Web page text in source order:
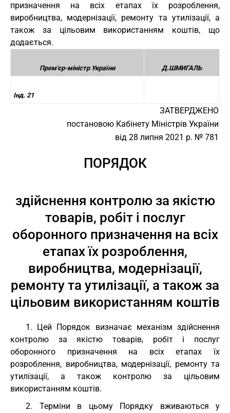
призначення на всіх етапах їх розроблення,
виробництва, модернізації, ремонту та утилізації, а
також за цільовим використанням коштів, що
додається.
Прем'єр-міністр України Д.ШМИГАЛЬ
Інд. 21
ЗАТВЕРДЖЕНО
постановою Кабінету Міністрів України
від 28 липня 2021 р. № 781
ПОРЯДОК
здійснення контролю за якістю
товарів, робіт і послуг
оборонного призначення на всіх
етапах їх розроблення,
виробництва, модернізації,
ремонту та утилізації, а також за
цільовим використанням коштів
1. Цей Порядок визначає механізм здійснення
контролю за якістю товарів, робіт і послуг
оборонного призначення на всіх етапах їх
розроблення, виробництва, модернізації, ремонту та
утилізації, а також контролю за цільовим
використанням коштів.
2. Терміни в цьому Порядку вживаються у